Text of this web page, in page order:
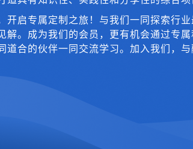
开启专属定制之旅！与我们一同探索行
解。成为我们的会员，更有机会通过专
道合的伙伴一同交流学习。加入我们，与